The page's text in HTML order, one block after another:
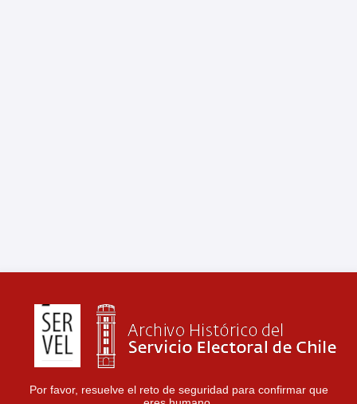
Por favor, resuelve el reto de seguridad para confirmar que